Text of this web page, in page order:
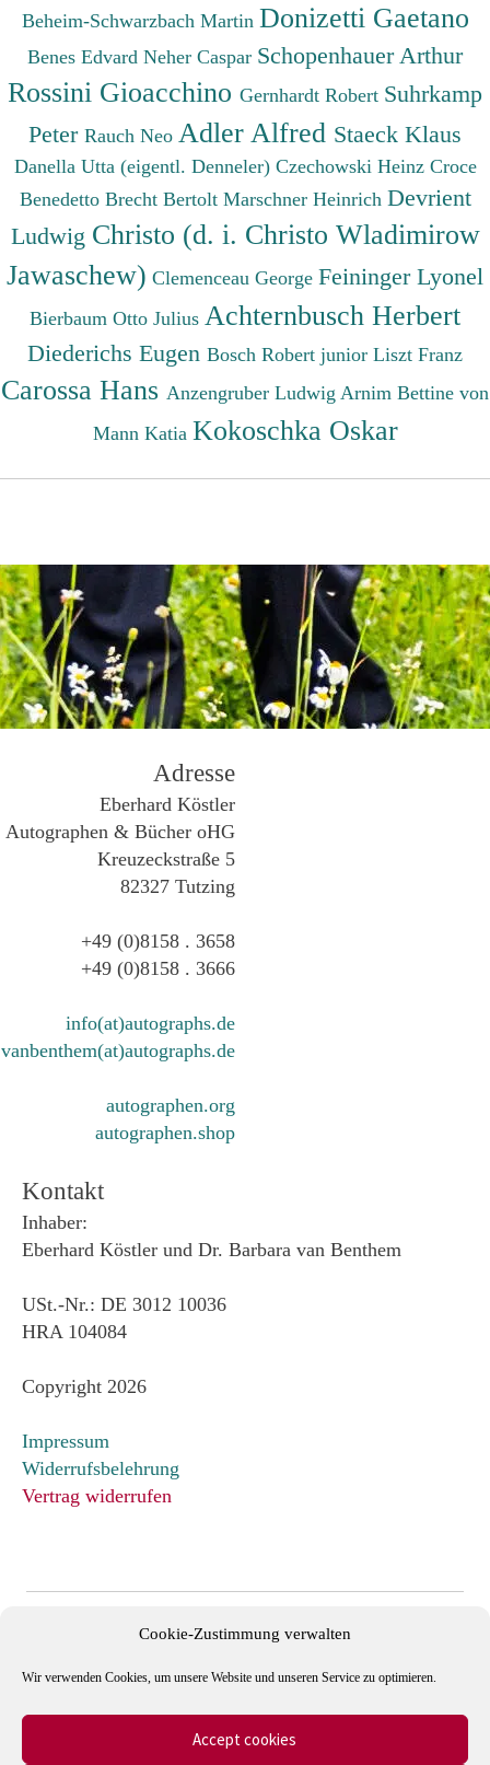
Cookie-Zustimmung verwalten
Wir verwenden Cookies, um unsere Website und unseren Service zu optimieren.
Accept cookies
Beheim-Schwarzbach Martin Donizetti Gaetano
Benes Edvard Neher Caspar Schopenhauer Arthur
Rossini Gioacchino Gernhardt Robert Suhrkamp
Peter Rauch Neo Adler Alfred Staeck Klaus
Danella Utta (eigentl. Denneler) Czechowski Heinz Croce
Benedetto Brecht Bertolt Marschner Heinrich Devrient
Ludwig Christo (d. i. Christo Wladimirow
Jawaschew) Clemenceau George Feininger Lyonel
Bierbaum Otto Julius Achternbusch Herbert
Diederichs Eugen Bosch Robert junior Liszt Franz
Carossa Hans Anzengruber Ludwig Arnim Bettine von
Mann Katia Kokoschka Oskar
Adresse
Eberhard Köstler
Autographen & Bücher oHG
Kreuzeckstraße 5
82327 Tutzing
+49 (0)8158 . 3658
+49 (0)8158 . 3666
info(at)autographs.de
vanbenthem(at)autographs.de
autographen.org
autographen.shop
Kontakt
Inhaber:
Eberhard Köstler und Dr. Barbara van Benthem
USt.-Nr.: DE 3012 10036
HRA 104084
Copyright 2026
Impressum
Widerrufsbelehrung
Vertrag widerrufen